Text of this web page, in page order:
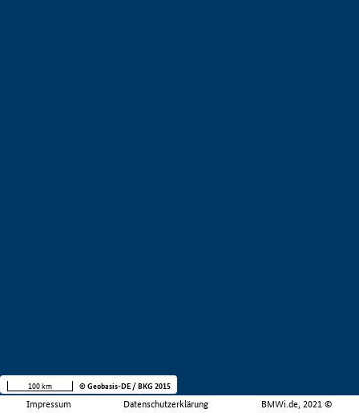
Impressum Datenschutzerklärung BMWi.de, 2021 ©
100 km © Geobasis-DE / BKG 2015